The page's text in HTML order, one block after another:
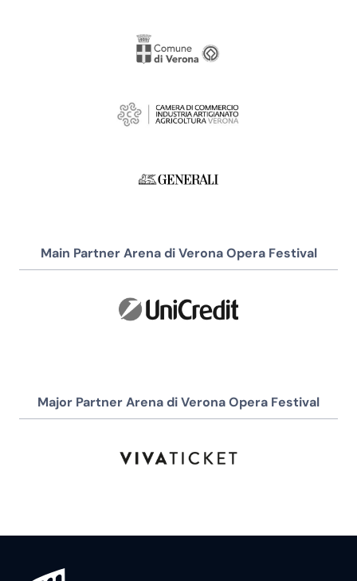
Main Partner Arena di Verona Opera Festival
Major Partner Arena di Verona Opera Festival